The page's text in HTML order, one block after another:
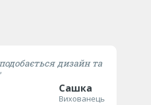
дизайн та
Сашка
Вихованець